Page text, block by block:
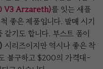
V3 Arzareth)를 잇는 새플
좋은 제품입니다. 발매 시기
기도 합니다. 부스트 폼이
시리즈이지만 역시나 좋은 착
불구하고 $200의 가격대-